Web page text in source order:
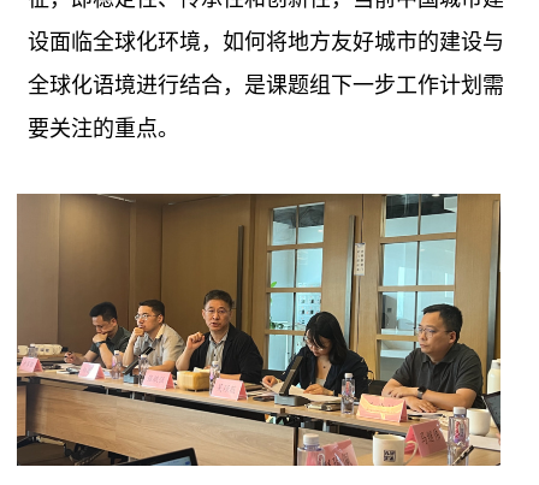
设面临全球化环境，如何将地方友好城市的建设与
全球化语境进行结合，是课题组下一步工作计划需
要关注的重点。